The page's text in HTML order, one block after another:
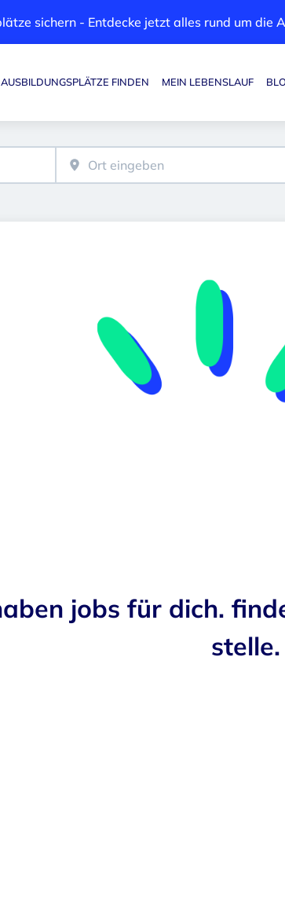
sichern - Entdecke jetzt alles rund um die
Haupt-Navigation
AUSBILDUNGSPLÄTZE FINDEN MEIN LEBENSLAUF
jobs für dich.
stelle.